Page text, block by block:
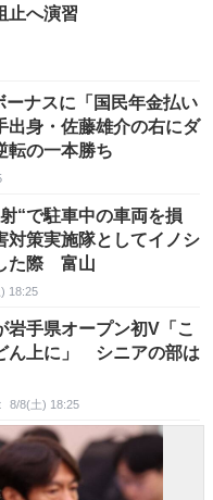
止へ演習
ーナスに「国民年金払い
出身・佐藤雄介の右にダ
転の一本勝ち
“で駐車中の車両を損
策実施隊としてイノシ
た際 富山
18:25
岩手県オープン初V「こ
ん上に」 シニアの部は
8/8(土) 18:25